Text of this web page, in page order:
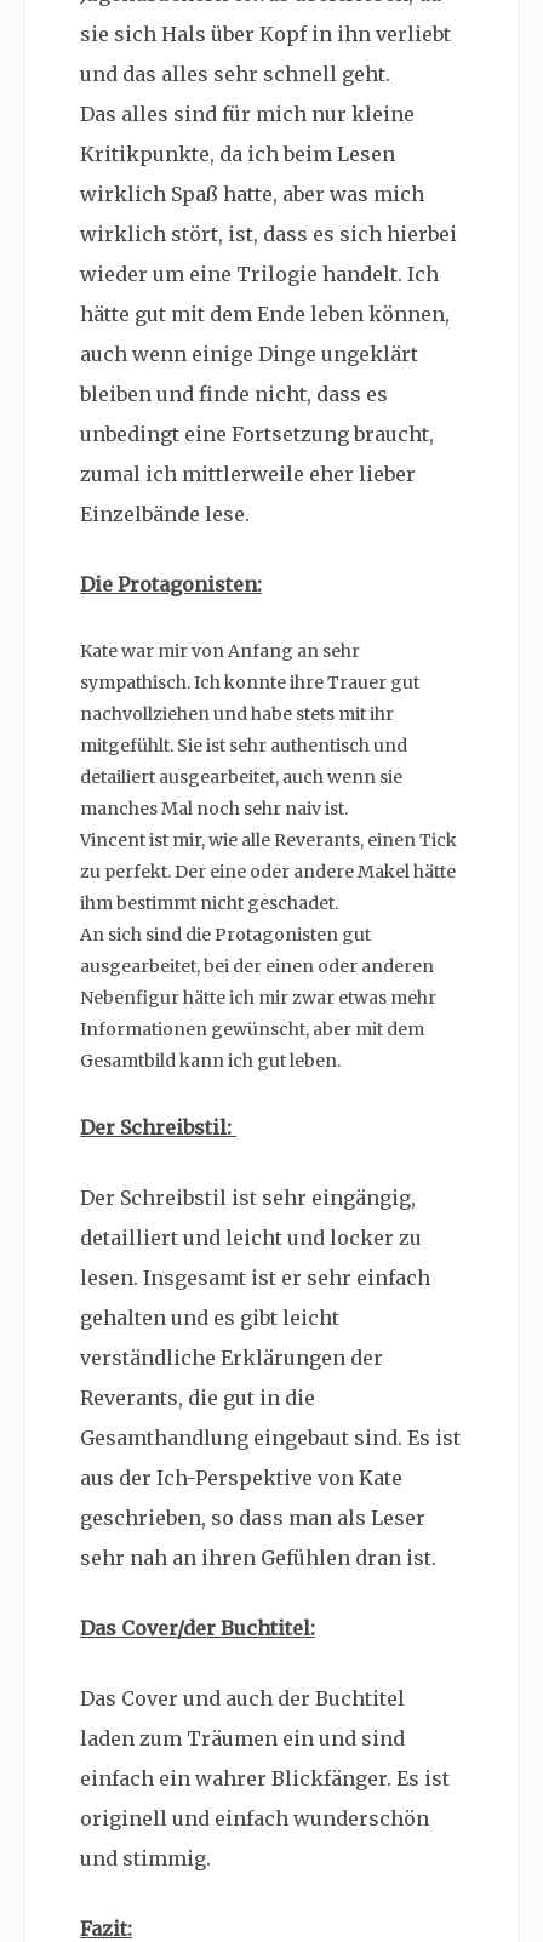
sie sich Hals über Kopf in ihn verliebt
und das alles sehr schnell geht.
Das alles sind für mich nur kleine
Kritikpunkte, da ich beim Lesen
wirklich Spaß hatte, aber was mich
wirklich stört, ist, dass es sich hierbei
wieder um eine Trilogie handelt. Ich
hätte gut mit dem Ende leben können,
auch wenn einige Dinge ungeklärt
bleiben und finde nicht, dass es
unbedingt eine Fortsetzung braucht,
zumal ich mittlerweile eher lieber
Einzelbände lese.
Die Protagonisten:
Kate war mir von Anfang an sehr
sympathisch. Ich konnte ihre Trauer gut
nachvollziehen und habe stets mit ihr
mitgefühlt. Sie ist sehr authentisch und
detailiert ausgearbeitet, auch wenn sie
manches Mal noch sehr naiv ist.
Vincent ist mir, wie alle Reverants, einen Tick
zu perfekt. Der eine oder andere Makel hätte
ihm bestimmt nicht geschadet.
An sich sind die Protagonisten gut
ausgearbeitet, bei der einen oder anderen
Nebenfigur hätte ich mir zwar etwas mehr
Informationen gewünscht, aber mit dem
Gesamtbild kann ich gut leben.
Der Schreibstil:
Der Schreibstil ist sehr eingängig,
detailliert und leicht und locker zu
lesen. Insgesamt ist er sehr einfach
gehalten und es gibt leicht
verständliche Erklärungen der
Reverants, die gut in die
Gesamthandlung eingebaut sind. Es ist
aus der Ich-Perspektive von Kate
geschrieben, so dass man als Leser
sehr nah an ihren Gefühlen dran ist.
Das Cover/der Buchtitel:
Das Cover und auch der Buchtitel
laden zum Träumen ein und sind
einfach ein wahrer Blickfänger. Es ist
originell und einfach wunderschön
und stimmig.
Fazit: